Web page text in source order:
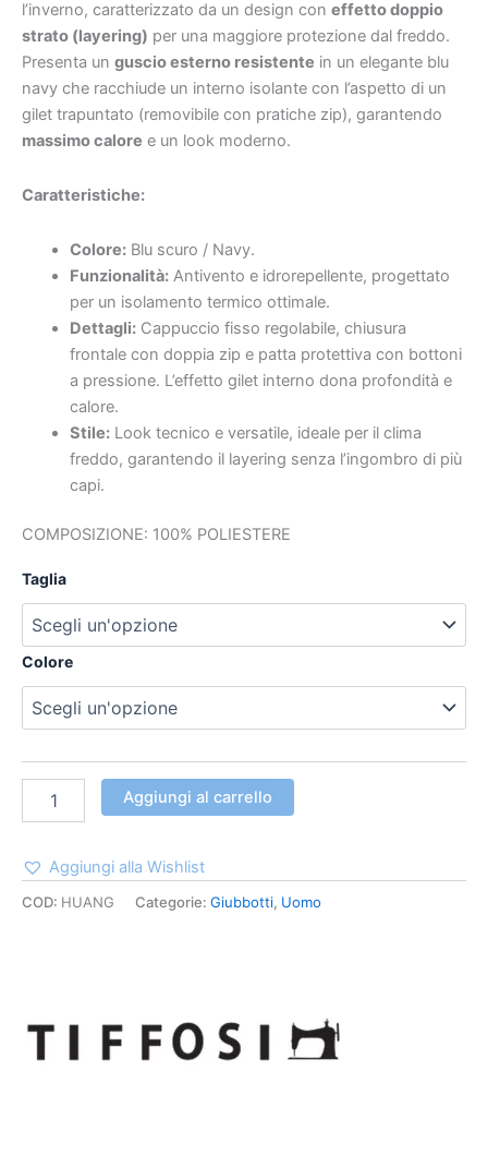
l’inverno, caratterizzato da un design con effetto doppio
strato (layering) per una maggiore protezione dal freddo.
Presenta un guscio esterno resistente in un elegante blu
navy che racchiude un interno isolante con l’aspetto di un
gilet trapuntato (removibile con pratiche zip), garantendo
massimo calore e un look moderno.
Caratteristiche:
Colore:Blu scuro / Navy.
Funzionalità:Antivento e idrorepellente, progettato
per un isolamento termico ottimale.
Dettagli:Cappuccio fisso regolabile, chiusura
frontale con doppia zip e patta protettiva con bottoni
a pressione. L’effetto gilet interno dona profondità e
calore.
Stile:Look tecnico e versatile, ideale per il clima
freddo, garantendo il layering senza l’ingombro di più
capi.
COMPOSIZIONE: 100% POLIESTERE
Taglia
Colore
Aggiungi al carrello
Aggiungi alla Wishlist
COD: HUANG Categorie: Giubbotti, Uomo